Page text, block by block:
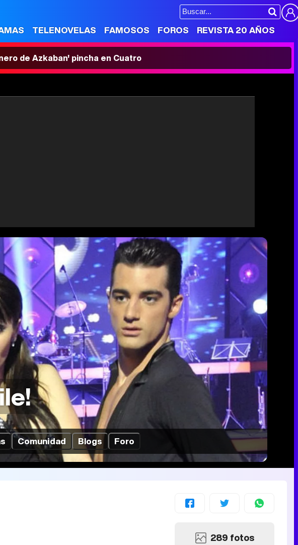
TELENOVELAS FAMOSOS FOROS REVISTA 20 AÑOS
de Azkaban' pincha en Cuatro
Comunidad Blogs Foro
289 fotos